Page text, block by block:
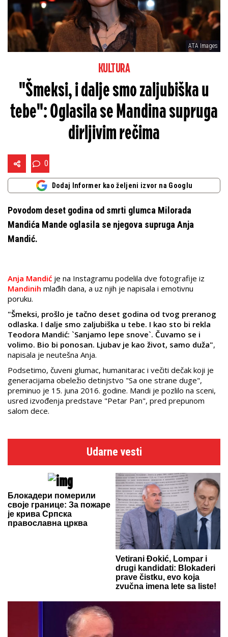
ATA Images
KULTURA
"Šmeksi, i dalje smo zaljubiška u
tebe": Oglasila se Mandina supruga
dirljivim rečima
0
Dodaj Informer kao željeni izvor na Googlu
Povodom deset godina od smrti glumca Milorada
Mandića Mande oglasila se njegova supruga Anja
Mandić.
Anja Mandić je na Instagramu podelila dve fotografije iz
Mandinih mlađih dana, a uz njih je napisala i emotivnu
poruku.
"Šmeksi, prošlo je tačno deset godina od tvog preranog
odlaska. I dalje smo zaljubiška u tebe. I kao sto bi rekla
Teodora Mandić: `Sanjamo lepe snove`. Čuvamo se i
volimo. Bio bi ponosan. Ljubav je kao život, samo duža",
napisala je neutešna Anja.
Podsetimo, čuveni glumac, humanitarac i večiti dečak koji je
generacijama obeležio detinjstvo "Sa one strane duge",
preminuo je 15. juna 2016. godine. Mandi je pozlilo na sceni,
usred izvođenja predstave "Petar Pan", pred prepunom
salom dece.
Udarne vesti
Блокадери померили
своје границе: За пожаре
је крива Српска
православна црква
Vetirani Đokić, Lompar i
drugi kandidati: Blokaderi
prave čistku, evo koja
zvučna imena lete sa liste!